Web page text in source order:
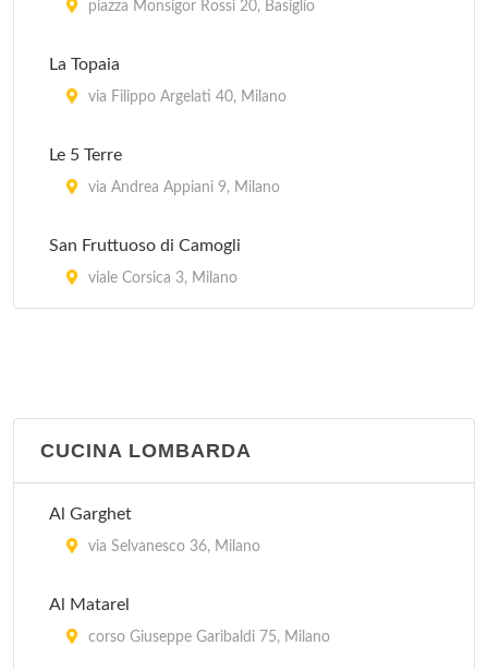
piazza Monsigor Rossi 20, Basiglio
La Topaia
via Filippo Argelati 40, Milano
Le 5 Terre
via Andrea Appiani 9, Milano
San Fruttuoso di Camogli
viale Corsica 3, Milano
CUCINA LOMBARDA
Al Garghet
via Selvanesco 36, Milano
Al Matarel
corso Giuseppe Garibaldi 75, Milano